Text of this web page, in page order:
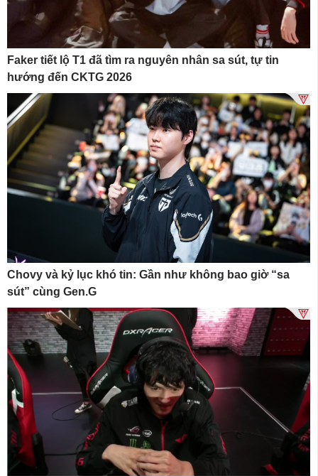
Faker tiết lộ T1 đã tìm ra nguyên nhân sa sút, tự tin
hướng đến CKTG 2026
Chovy và kỷ lục khó tin: Gần như không bao giờ “sa
sút” cùng Gen.G